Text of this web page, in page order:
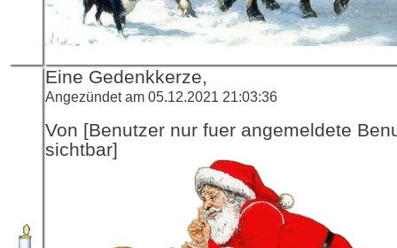
Eine Gedenkkerze,
Angezündet am 05.12.2021 21:03:36
Von [Benutzer nur fuer angemeldete
sichtbar]